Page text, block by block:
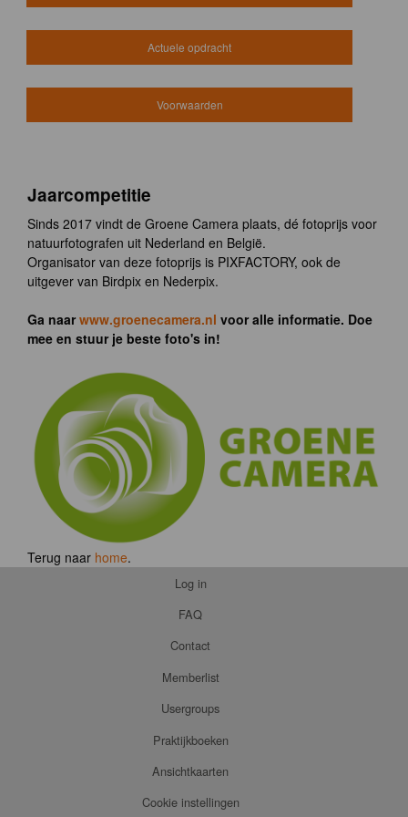
Actuele opdracht
Voorwaarden
Jaarcompetitie
Sinds 2017 vindt de Groene Camera plaats, dé fotoprijs voor
natuurfotografen uit Nederland en België.
Organisator van deze fotoprijs is PIXFACTORY, ook de
uitgever van Birdpix en Nederpix.
Ga naarwww.groenecamera.nl voor alle informatie. Doe
mee en stuur je beste foto's in!
Terug naar home.
Log in
FAQ
Contact
Memberlist
Usergroups
Praktijkboeken
Ansichtkaarten
Cookie instellingen